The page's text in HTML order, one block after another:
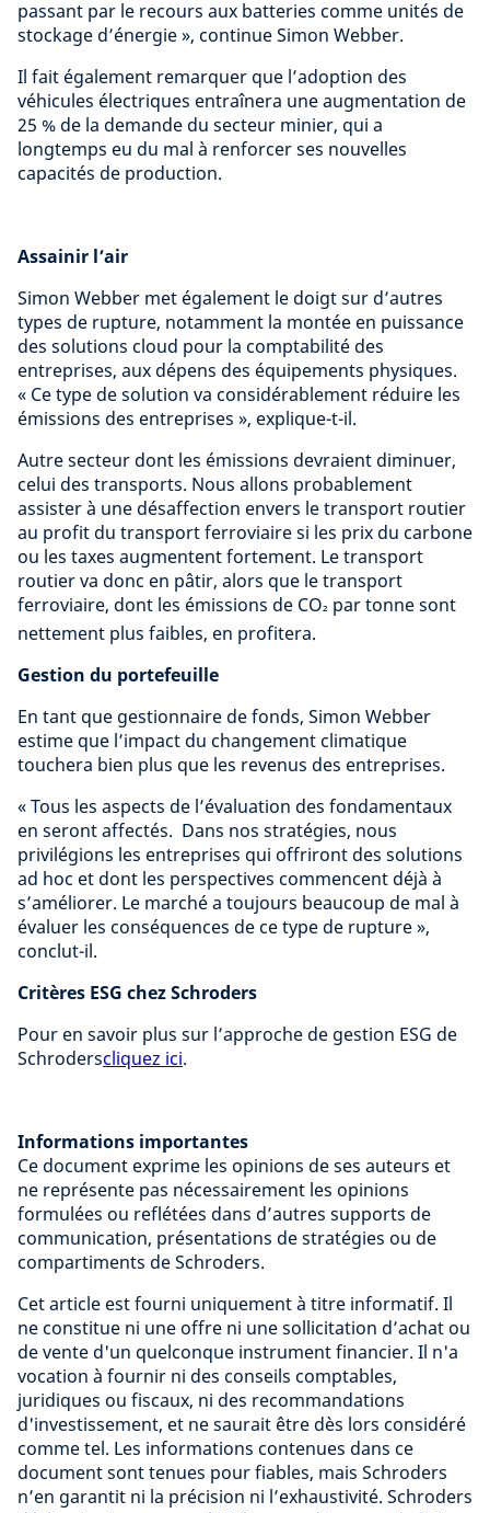
passant par le recours aux batteries comme unités de
stockage d’énergie », continue Simon Webber.
Il fait également remarquer que l’adoption des
véhicules électriques entraînera une augmentation de
25 % de la demande du secteur minier, qui a
longtemps eu du mal à renforcer ses nouvelles
capacités de production.
Assainir l’air
Simon Webber met également le doigt sur d’autres
types de rupture, notamment la montée en puissance
des solutions cloud pour la comptabilité des
entreprises, aux dépens des équipements physiques.
« Ce type de solution va considérablement réduire les
émissions des entreprises », explique-t-il.
Autre secteur dont les émissions devraient diminuer,
celui des transports. Nous allons probablement
assister à une désaffection envers le transport routier
au profit du transport ferroviaire si les prix du carbone
ou les taxes augmentent fortement. Le transport
routier va donc en pâtir, alors que le transport
ferroviaire, dont les émissions de CO² par tonne sont
nettement plus faibles, en profitera.
Gestion du portefeuille
En tant que gestionnaire de fonds, Simon Webber
estime que l’impact du changement climatique
touchera bien plus que les revenus des entreprises.
« Tous les aspects de l’évaluation des fondamentaux
en seront affectés. Dans nos stratégies, nous
privilégions les entreprises qui offriront des solutions
ad hoc et dont les perspectives commencent déjà à
s’améliorer. Le marché a toujours beaucoup de mal à
évaluer les conséquences de ce type de rupture »,
conclut-il.
Critères ESG chez Schroders
Pour en savoir plus sur l’approche de gestion ESG de
Schroderscliquez ici.
Informations importantes
Ce document exprime les opinions de ses auteurs et
ne représente pas nécessairement les opinions
formulées ou reflétées dans d’autres supports de
communication, présentations de stratégies ou de
compartiments de Schroders.
Cet article est fourni uniquement à titre informatif. Il
ne constitue ni une offre ni une sollicitation d’achat ou
de vente d'un quelconque instrument financier. Il n'a
vocation à fournir ni des conseils comptables,
juridiques ou fiscaux, ni des recommandations
d'investissement, et ne saurait être dès lors considéré
comme tel. Les informations contenues dans ce
document sont tenues pour fiables, mais Schroders
n’en garantit ni la précision ni l’exhaustivité. Schroders